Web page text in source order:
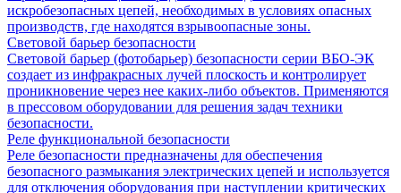
искробезопасных цепей, необходимых в условиях опасных
производств, где находятся взрывоопасные зоны.
Световой барьер безопасности
Световой барьер (фотобарьер) безопасности серии ВБО-ЭК
создает из инфракрасных лучей плоскость и контролирует
проникновение через нее каких-либо объектов. Применяются
в прессовом оборудовании для решения задач техники
безопасности.
Реле функциональной безопасности
Реле безопасности предназначены для обеспечения
безопасного размыкания электрических цепей и используется
для отключения оборудования при наступлении критических